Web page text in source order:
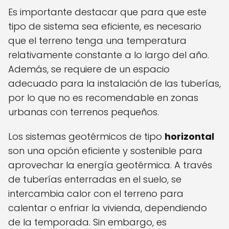
Es importante destacar que para que este
tipo de sistema sea eficiente, es necesario
que el terreno tenga una temperatura
relativamente constante a lo largo del año.
Además, se requiere de un espacio
adecuado para la instalación de las tuberías,
por lo que no es recomendable en zonas
urbanas con terrenos pequeños.
Los sistemas geotérmicos de tipo horizontal
son una opción eficiente y sostenible para
aprovechar la energía geotérmica. A través
de tuberías enterradas en el suelo, se
intercambia calor con el terreno para
calentar o enfriar la vivienda, dependiendo
de la temporada. Sin embargo, es